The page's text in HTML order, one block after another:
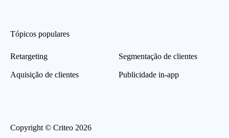
Tópicos populares
Retargeting
Aquisição de clientes
Segmentação de clientes
Publicidade in-app
Copyright © Criteo 2026